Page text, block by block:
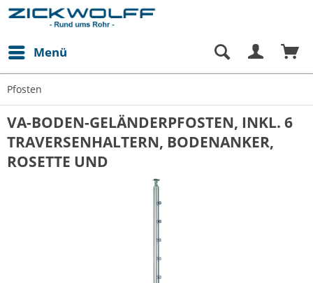
Menü
Pfosten
VA-BODEN-GELÄNDERPFOSTEN, INKL. 6
TRAVERSENHALTERN, BODENANKER,
ROSETTE UND